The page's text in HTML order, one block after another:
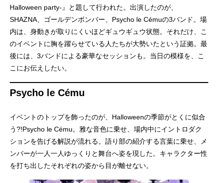
Halloween party-』と題して行われた。出演したのが、
SHAZNA、ゴールデンボンバー、Psycho le Cémuの3バンド。場
内は、身動きが取りにくいほどギュウギュウ状態。それだけ、こ
のイベントに胸を躍らせている人たちが大勢いたという証拠。最
後には、3バンドによる豪華なセッションも。当日の模様を、こ
こにお伝えしたい。
Psycho le Cému
イベントのトップを飾ったのが、Halloweenの季節がとくに似合
う?!Psycho le Cému。雅な音色に乗せ、場内中にイントロダク
ションを告げる解説が流れる。語り部の紹介する言葉に乗せ、メ
ンバーが一人一人ゆっくりと舞台へ姿を現した。キャラクター性
を打ち出したそれぞれの姿から目が離せない。